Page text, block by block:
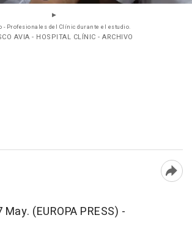
- Profesionales del Clínic durante el estudio.
AVIA - HOSPITAL CLÍNIC - ARCHIVO
May. (EUROPA PRESS) -